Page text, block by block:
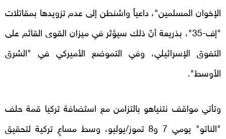
الإخوان المسلمين"، داعياً واشنطن إلى عدم تزويدها بمقاتلات
"إف-35"، بذريعة أنّ ذلك سيؤثر في ميزان القوى القائم على
التفوق الإسرائيلي، وفي التموضع الأميركي في "الشرق
الأوسط".
وتأتي مواقف نتنياهو بالتزامن مع استضافة تركيا قمة حلف
"الناتو" يومي 7 و8 تموز/يوليو، وسط مساعٍ تركية لتحقيق